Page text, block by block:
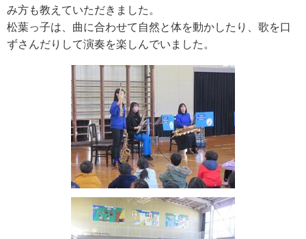
み方も教えていただきました。
松葉っ子は、曲に合わせて自然と体を動かしたり、歌を口
ずさんだりして演奏を楽しんでいました。